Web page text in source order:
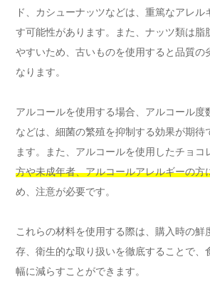
ド、カシューナッツなどは、重篤なアレル
す可能性があります。また、ナッツ類は脂
やすいため、古いものを使用すると品質の
なります。
アルコールを使用する場合、アルコール度
などは、細菌の繁殖を抑制する効果が期待
ます。また、アルコールを使用したチョコ
方や未成年者、アルコールアレルギーの方
め、注意が必要です。
これらの材料を使用する際は、購入時の鮮
存、衛生的な取り扱いを徹底することで、
幅に減らすことができます。